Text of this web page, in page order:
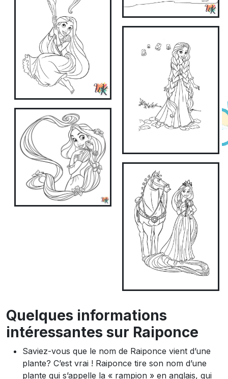
Quelques informations
intéressantes sur Raiponce
Saviez-vous que le nom de Raiponce vient d’une
plante? C’est vrai ! Raiponce tire son nom d’une
plante qui s’appelle la « rampion » en anglais, qui